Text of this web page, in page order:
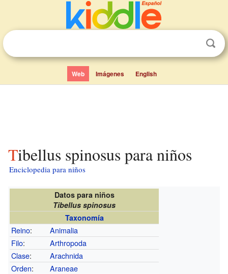
Web Imágenes English
Tibellus spinosus para niños
Enciclopedia para niños
Datos para niños
Tibellus spinosus
Taxonomía
Reino:
Animalia
Filo:
Arthropoda
Clase:
Arachnida
Orden:
Araneae